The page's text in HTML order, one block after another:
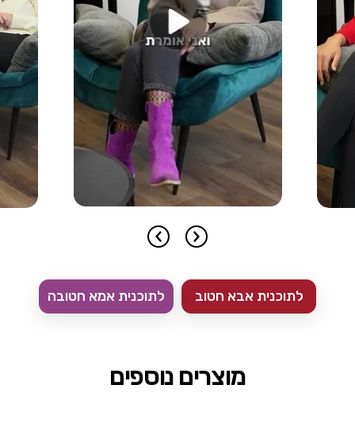
לתוכנית אבא חטוב לתוכנית אמא חטובה
מוצרים נוספים